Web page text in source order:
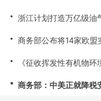
・ 浙江计划打造万亿级油
・ 商务部公布将14家欧盟
・ 《征收挥发性有机物
・ 商务部：中美正就降税